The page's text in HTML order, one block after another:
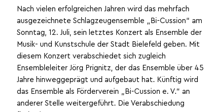
Nach vielen erfolgreichen Jahren wird das mehrfach
ausgezeichnete Schlagzeugensemble „Bi-Cussion“ am
Sonntag, 12. Juli, sein letztes Konzert als Ensemble der
Musik- und Kunstschule der Stadt Bielefeld geben. Mit
diesem Konzert verabschiedet sich zugleich
Ensembleleiter Jörg Prignitz, der das Ensemble über 45
Jahre hinweggeprägt und aufgebaut hat. Künftig wird
das Ensemble als Förderverein „Bi-Cussion e. V.“ an
anderer Stelle weitergeführt. Die Verabschiedung